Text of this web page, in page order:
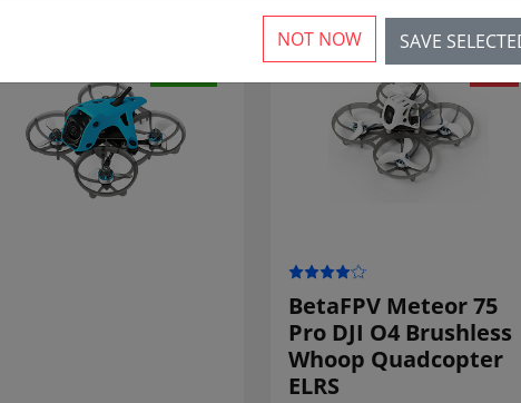
BetaFPV Meteor 75
Pro DJI O4 Brushless
Whoop Quadcopter
ELRS
SAVE
NOT NOW